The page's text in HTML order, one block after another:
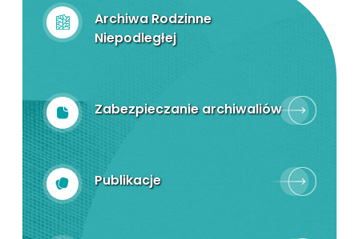
Archiwa Rodzinne
Niepodległej
Zabezpieczanie archiwaliów
Publikacje